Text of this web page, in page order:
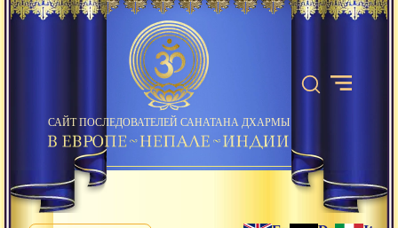
САЙТ ПОСЛЕДОВАТЕЛЕЙ САНАТАНА ДХАРМЫ